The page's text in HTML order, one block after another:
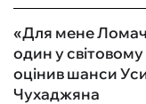
«Для мене
один у
оцінив шанси
Чухаджяна